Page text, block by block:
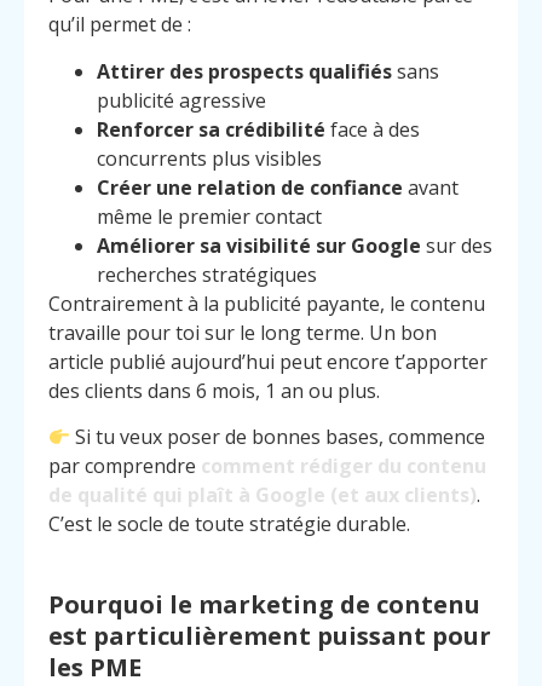
qu’il permet de :
Attirer des prospects qualifiéssans
publicité agressive
Renforcer sa crédibilité face à des
concurrents plus visibles
Créer une relation de confiance avant
même le premier contact
Améliorer sa visibilité sur Google sur des
recherches stratégiques
Contrairement à la publicité payante, le contenu
travaille pour toi sur le long terme. Un bon
article publié aujourd’hui peut encore t’apporter
des clients dans 6 mois, 1 an ou plus.
Si tu veux poser de bonnes bases, commence
par comprendre comment rédiger du contenu
de qualité qui plaît à Google (et aux clients).
C’est le socle de toute stratégie durable.
Pourquoi le marketing de contenu
est particulièrement puissant pour
les PME